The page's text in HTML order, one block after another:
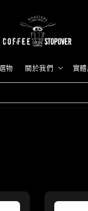
物 關於我們 實